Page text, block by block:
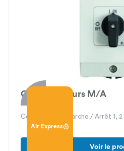
le débit
débit de dimensionnement de
par la somme des débits de
Qdf), selon la norme NF DTU 68.3
exemple, les salles polyvalentes,
de réunions nécessitent une
de la ventilation.
Pour un dimensionnement optimal,
consulter un professionnel. Il
calcul RE2020 qui prennent en
sensibilité autour de la ventilation.
Air Express
Commutateurs M/A
Commutateur Marche / Arrêt 1, 2
Voir le